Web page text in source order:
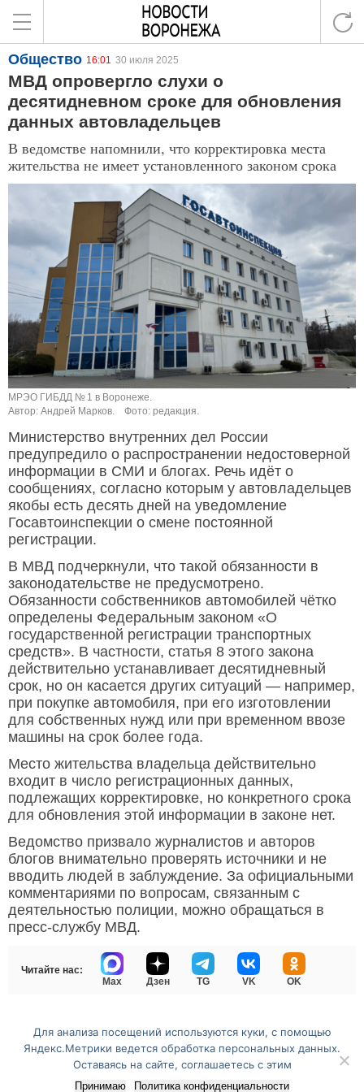
Общество 16:01 30 июля 2025
МВД опровергло слухи о
десятидневном сроке для обновления
данных автовладельцев
В ведомстве напомнили, что корректировка места
жительства не имеет установленного законом срока
МРЭО ГИБДД № 1 в Воронеже.
Автор: Андрей Марков.
Фото: редакция.
Министерство внутренних дел России
предупредило о распространении недостоверной
информации в СМИ и блогах. Речь идёт о
сообщениях, согласно которым у автовладельцев
якобы есть десять дней на уведомление
Госавтоинспекции о смене постоянной
регистрации.
В МВД подчеркнули, что такой обязанности в
законодательстве не предусмотрено.
Обязанности собственников автомобилей чётко
определены Федеральным законом «О
государственной регистрации транспортных
средств». В частности, статья 8 этого закона
действительно устанавливает десятидневный
срок, но он касается других ситуаций — например,
при покупке автомобиля, при его изготовлении
для собственных нужд или при временном ввозе
машины на срок более года.
Место жительства владельца действительно
входит в число регистрационных данных,
подлежащих корректировке, но конкретного срока
для обновления этой информации в законе нет.
Ведомство призвало журналистов и авторов
блогов внимательно проверять источники и не
вводить людей в заблуждение. За официальными
комментариями по вопросам, связанным с
деятельностью полиции, можно обращаться в
пресс-службу МВД.
Читайте нас:
Max
Дзен TG VK OK
Перейти на полную версию сайта
Для анализа посещений используются куки, с помощью
Яндекс.Метрики ведется обработка персональных данных.
Оставаясь на сайте, соглашаетесь с этим
Принимаю Политика конфиденциальности